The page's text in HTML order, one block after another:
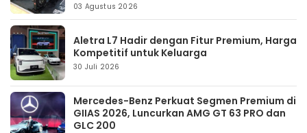
03 Agustus 2026
Aletra L7 Hadir dengan Fitur Premium, Harga
Kompetitif untuk Keluarga
30 Juli 2026
Mercedes-Benz Perkuat Segmen Premium di
GIIAS 2026, Luncurkan AMG GT 63 PRO dan
GLC 200